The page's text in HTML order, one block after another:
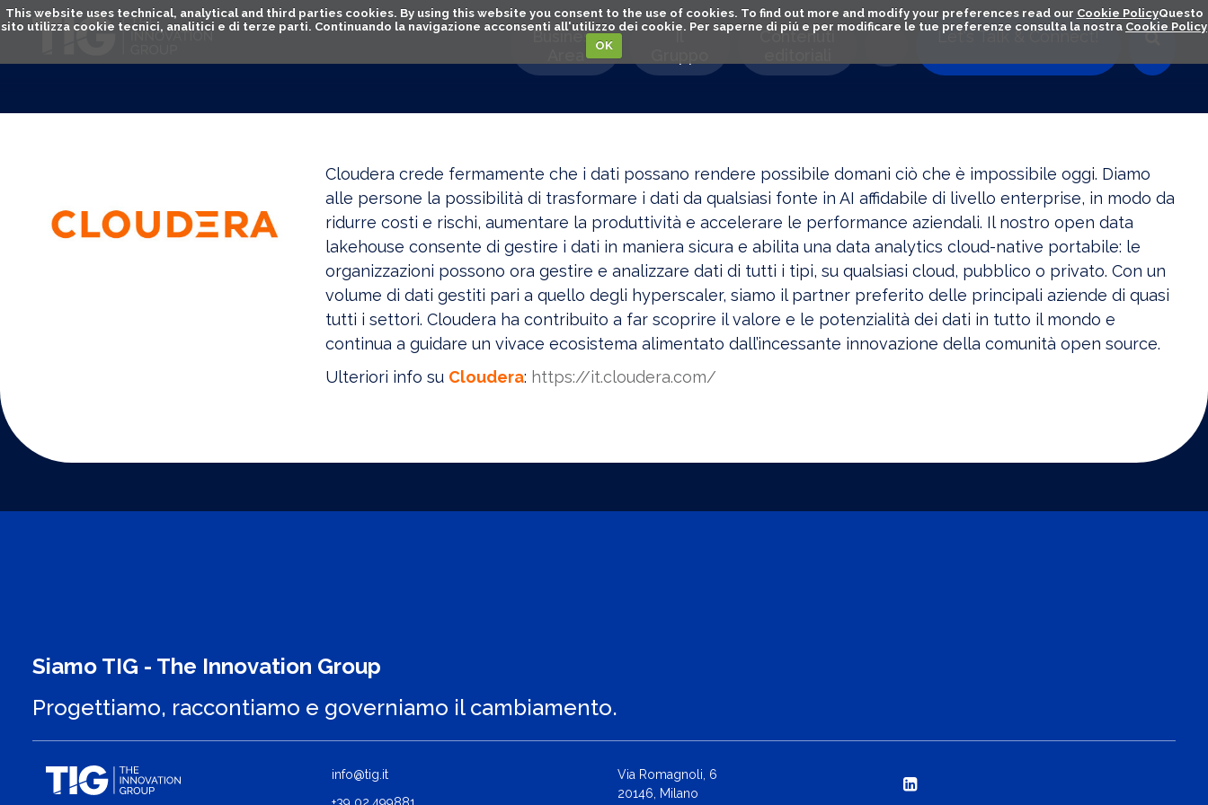
This website uses technical, analytical and third parties cookies. By using this website you consent to the use of cookies. To find out more and modify your preferences read our Cookie PolicyQuesto
sito utilizza cookie tecnici, analitici e di terze parti. Continuando la navigazione acconsenti all'utilizzo dei cookie. Per saperne di piú e per modificare le tue preferenze consulta la nostra Cookie Policy
OK
Let's Talk & Connect!
Business
Il
Contenuti
Cloudera crede fermamente che i dati possano rendere possibile domani ciò che è impossibile oggi. Diamo
alle persone la possibilità di trasformare i dati da qualsiasi fonte in AI affidabile di livello enterprise, in modo da
ridurre costi e rischi, aumentare la produttività e accelerare le performance aziendali. Il nostro open data
lakehouse consente di gestire i dati in maniera sicura e abilita una data analytics cloud-native portabile: le
organizzazioni possono ora gestire e analizzare dati di tutti i tipi, su qualsiasi cloud, pubblico o privato. Con un
volume di dati gestiti pari a quello degli hyperscaler, siamo il partner preferito delle principali aziende di quasi
tutti i settori. Cloudera ha contribuito a far scoprire il valore e le potenzialità dei dati in tutto il mondo e
continua a guidare un vivace ecosistema alimentato dall’incessante innovazione della comunità open source.
Ulteriori info su Cloudera: https://it.cloudera.com/
Siamo TIG - The Innovation Group
Progettiamo, raccontiamo e governiamo il cambiamento.
info@tig.it
Via Romagnoli, 6
20146, Milano